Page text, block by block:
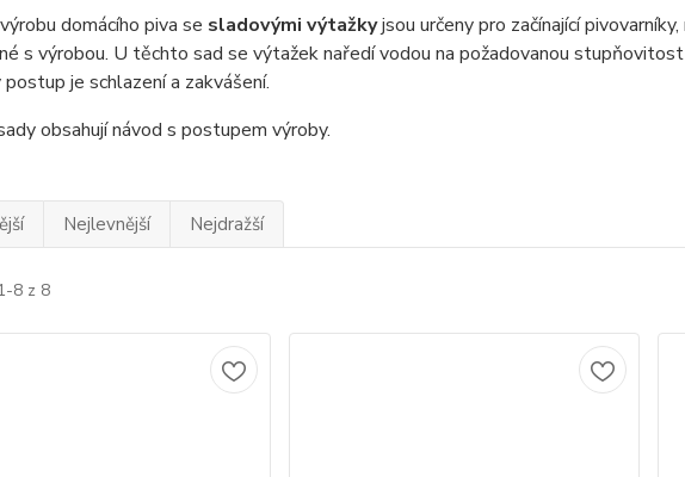
domácího piva se sladovými výtažkyjsou určeny pro začínající
s výrobou. U těchto sad se výtažek naředí vodou na požadovanou
je schlazení a zakvášení.
obsahují návod s postupem výroby.
Nejlevnější Nejdražší
8 z 8